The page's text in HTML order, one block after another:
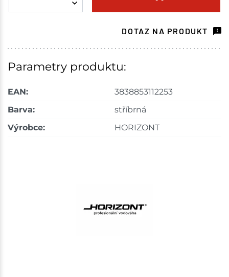
Havlíčkův Brod 1 ks
Skladem na prodejně - doručení do 7 dnů
DOTAZ NA PRODUKT
Parametry produktu:
EAN:
3838853112253
Barva:
stříbrná
Výrobce:
HORIZONT